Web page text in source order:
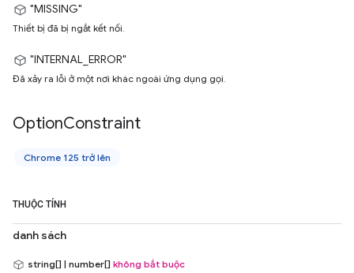
"MISSING"
Thiết bị đã bị ngắt kết nối.
"INTERNAL_ERROR"
Đã xảy ra lỗi ở một nơi khác ngoài ứng dụng gọi.
OptionConstraint
Chrome 125 trở lên
THUỘC TÍNH
danh sách
string[] | number[] không bắt buộc